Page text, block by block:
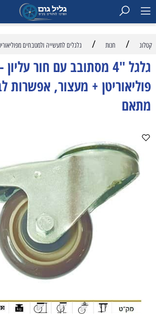
קטלוג / חנות / גלגלים לתעשייה ולמטבחים
גלגל "4 מסתובב עם חור
פוליאוריטן + מעצור, אפשרות
מתאם